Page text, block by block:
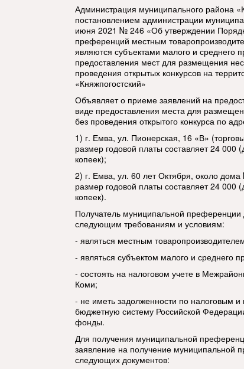
Администрация муниципального района
постановлением администрации
июня 2021 № 246 «Об утверждении
преференций местным
являются субъектами малого и среднего
предоставления мест для размещения
проведения открытых конкурсов на
«Княжпогостский»
Объявляет о приеме заявлений на
виде предоставления места для
без проведения открытого конкурса по
1) г. Емва, ул. Пионерская, 16 «В»
размер годовой платы составляет 24 000
копеек);
2) г. Емва, ул. 60 лет Октября, около
размер годовой платы составляет 24 000
копеек).
Получатель муниципальной
следующим требованиям и условиям:
- являться местным
- являться субъектом малого и среднего
- состоять на налоговом учете в
Коми;
- не иметь задолженности по налоговым
бюджетную систему Российской
фонды.
Для получения муниципальной
заявление на получение
следующих документов: